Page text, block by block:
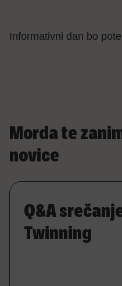
Informativni dan bo
Morda te
novice
Q&A
Twinning